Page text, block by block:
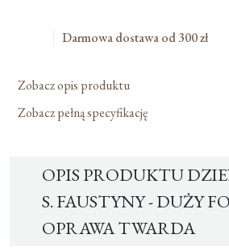
Darmowa dostawa od 300 zł
Zobacz opis produktu
Zobacz pełną specyfikację
OPIS PRODUKTU
S. FAUSTYNY - DUŻY
OPRAWA TWARDA